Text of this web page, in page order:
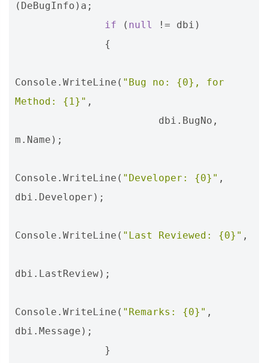
( DeBugInfo ) a ;
if
( null != dbi )
{
Console . WriteLine ( "Bug no: {0}, for
Method: {1}" ,
dbi . BugNo ,
m . Name );
Console . WriteLine ( "Developer: {0}" ,
dbi . Developer );
Console . WriteLine ( "Last Reviewed: {0}" ,
dbi . LastReview);
Console . WriteLine ( "Remarks: {0}" ,
dbi . Message );
}